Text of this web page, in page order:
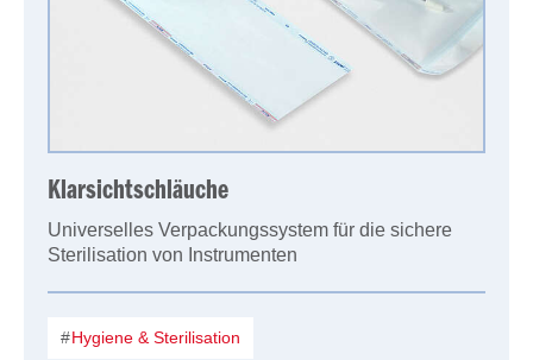
Klarsichtschläuche
Universelles Verpackungssystem für die sichere
Sterilisation von Instrumenten
Hygiene & Sterilisation